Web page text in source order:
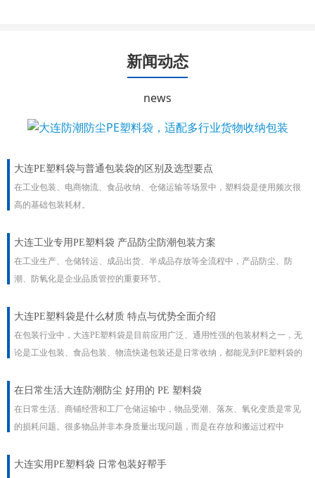
新闻动态
news
大连PE塑料袋与普通包装袋的区别及选型要点
在工业包装、电商物流、食品收纳、仓储运输等场景中，塑料袋是使用频次很
高的基础包装耗材。
大连工业专用PE塑料袋 产品防尘防潮包装方案
在工业生产、仓储转运、成品出货、半成品存放等全流程中，产品防尘、防
潮、防氧化是企业品质管控的重要环节。
大连PE塑料袋是什么材质 特点与优势全面介绍
在包装行业中，大连PE塑料袋是目前应用广泛、通用性强的包装材料之一，无
论是工业包装、食品包装、物流快递包装还是日常收纳，都能见到PE塑料袋的
​在日常生活大连防潮防尘 好用的 PE 塑料袋
在日常生活、商铺经营和工厂仓储运输中，物品受潮、落灰、氧化变质是常见
的损耗问题。很多物品并非本身质量出现问题，而是在存放和搬运过程中
大连实用PE塑料袋 日常包装好帮手